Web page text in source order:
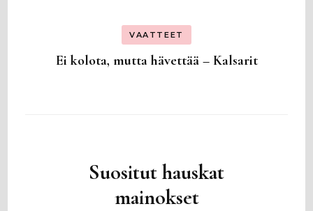
VAATTEET
Ei kolota, mutta hävettää – Kalsarit
Suositut hauskat
mainokset